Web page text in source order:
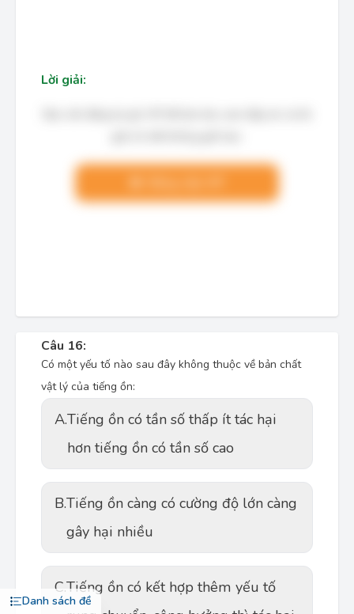
Danh sách đề
Lời giải:
Câu 16:
Có một yếu tố nào sau đây không thuộc về bản chất
vật lý của tiếng ồn:
A.Tiếng ồn có tần số thấp ít tác hại
hơn tiếng ồn có tần số cao
B.Tiếng ồn càng có cường độ lớn càng
gây hại nhiều
C.Tiếng ồn có kết hợp thêm yếu tố